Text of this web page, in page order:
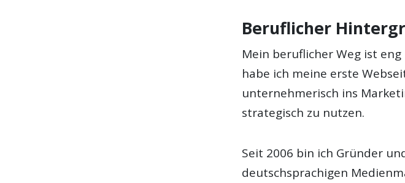
Beruflicher
Mein beruflicher Weg ist
habe ich meine erste
unternehmerisch ins
strategisch zu nutzen.
Seit 2006 bin ich Gründer
deutschsprachigen